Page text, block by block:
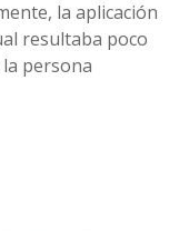
la aplicación
resultaba poco
persona